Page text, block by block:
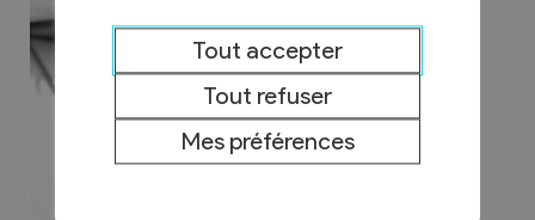
Tout accepter
Tout refuser
Mes préférences